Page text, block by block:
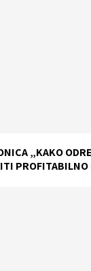
„KAKO
PROFITABILNO